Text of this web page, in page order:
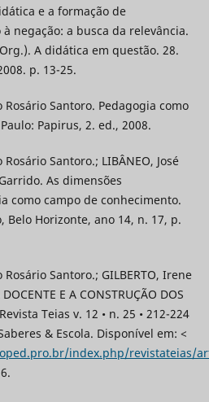
e a formação de
negação: a busca da relevância.
A didática em questão. 28.
p. 13-25.
Rosário Santoro. Pedagogia como
Papirus, 2. ed., 2008.
Santoro.; LIBÂNEO, José
As dimensões
como campo de conhecimento.
Belo Horizonte, ano 14, n. 17, p.
Santoro.; GILBERTO, Irene
E A CONSTRUÇÃO DOS
Teias v. 12 • n. 25 • 212-224
& Escola. Disponível em: <
index.php/revistateias/